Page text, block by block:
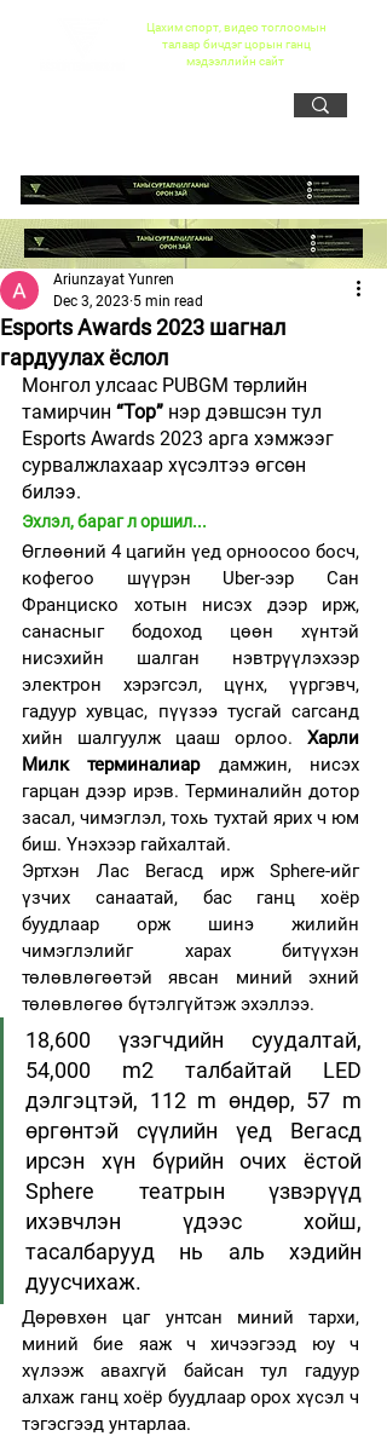
Цахим спорт, видео тоглоомын
талаар бичдэг цорын ганц
мэдээллийн сайт
Esports Awards 2023 шагнал
гардуулах ёслол
Ariunzayat Yunren
Dec 3, 2023 5 min read
Монгол улсаас PUBGM төрлийн
тамирчин “Top” нэр дэвшсэн тул
Esports Awards 2023 арга хэмжээг
сурвалжлахаар хүсэлтээ өгсөн
билээ.
Эхлэл, бараг л оршил...
Өглөөний 4 цагийн үед орноосоо босч,
кофегоо шүүрэн Uber-ээр Сан
Франциско хотын нисэх дээр ирж,
санасныг бодоход цөөн хүнтэй
нисэхийн шалган нэвтрүүлэхээр
электрон хэрэгсэл, цүнх, үүргэвч,
гадуур хувцас, пүүзээ тусгай сагсанд
хийн шалгуулж цааш орлоо. Харли
Милк терминалиар дамжин, нисэх
гарцан дээр ирэв. Терминалийн дотор
засал, чимэглэл, тохь тухтай ярих ч юм
биш. Үнэхээр гайхалтай.
Эртхэн Лас Вегасд ирж Sphere-ийг
үзчих санаатай, бас ганц хоёр
буудлаар орж шинэ жилийн
чимэглэлийг харах битүүхэн
төлөвлөгөөтэй явсан миний эхний
төлөвлөгөө бүтэлгүйтэж эхэллээ.
18,600 үзэгчдийн суудалтай,
54,000 m2 талбайтай LED
дэлгэцтэй, 112 m өндөр, 57 m
өргөнтэй сүүлийн үед Вегасд
ирсэн хүн бүрийн очих ёстой
Sphere театрын үзвэрүүд
ихэвчлэн үдээс хойш,
тасалбарууд нь аль хэдийн
дуусчихаж.
Дөрөвхөн цаг унтсан миний тархи,
миний бие яаж ч хичээгээд юу ч
хүлээж авахгүй байсан тул гадуур
алхаж ганц хоёр буудлаар орох хүсэл ч
тэгэсгээд унтарлаа.